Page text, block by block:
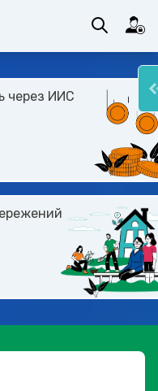
через ИИС